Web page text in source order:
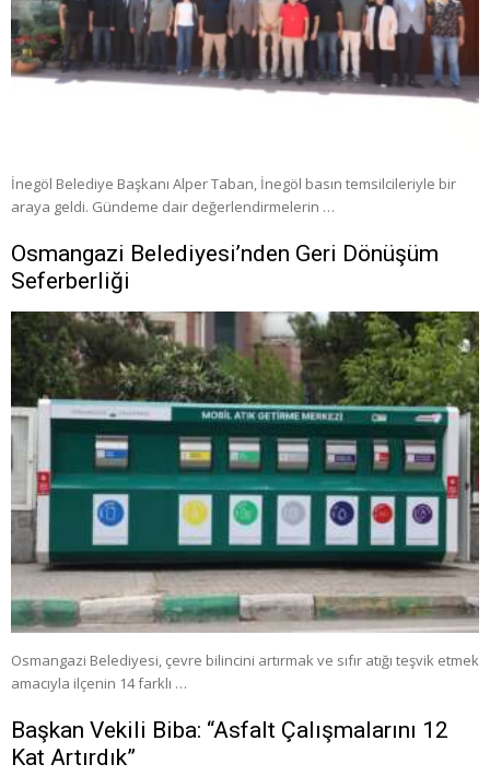
İnegöl Belediye Başkanı Alper Taban, İnegöl basın temsilcileriyle bir
araya geldi. Gündeme dair değerlendirmelerin …
Osmangazi Belediyesi’nden Geri Dönüşüm
Seferberliği
Osmangazi Belediyesi, çevre bilincini artırmak ve sıfır atığı teşvik etmek
amacıyla ilçenin 14 farklı …
Başkan Vekili Biba: “Asfalt Çalışmalarını 12
Kat Artırdık”